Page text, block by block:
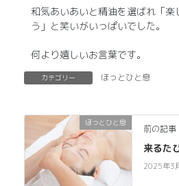
和気あいあいと精油を選ばれ「楽
う」と笑いがいっぱいでした。
何より嬉しいお言葉です。
カテゴリー ほっとひと息
ほっとひと息
前の記事
来るた
2025年3